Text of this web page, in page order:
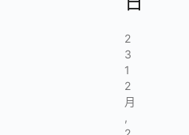
2
3
1
2
月
,